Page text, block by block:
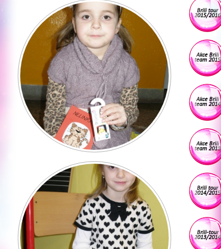
Brili tour
2015/2016
Akce Brili
team 2015
Akce Brili
team 2014
Akce Brili
team 2013
Brili tour
2014/2015
Brili-tour
2013/2014